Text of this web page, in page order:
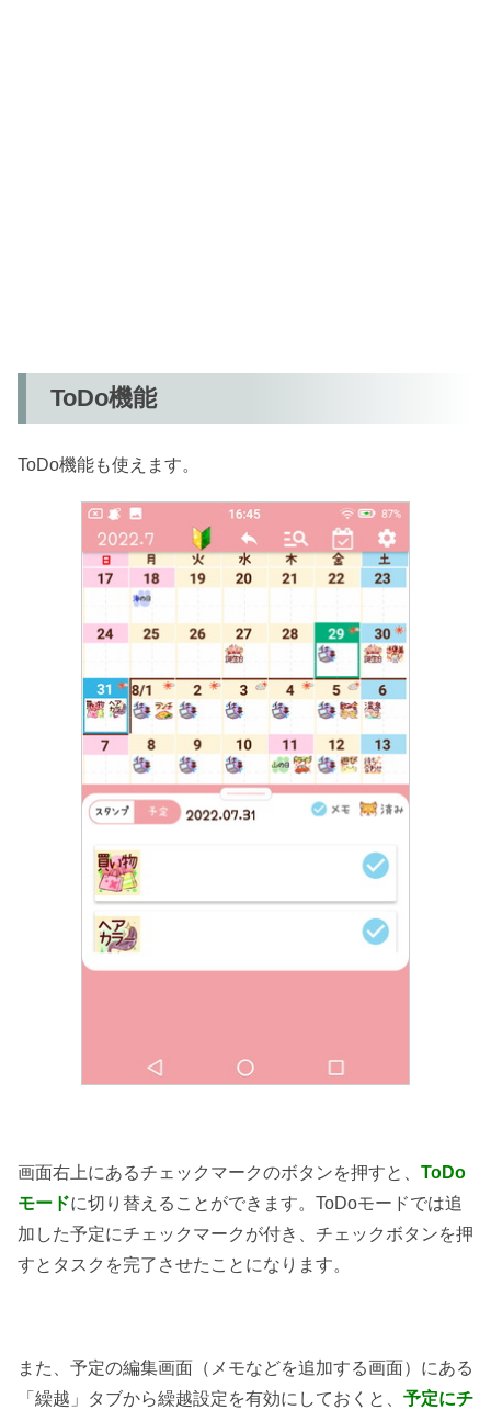
ToDo機能
ToDo機能も使えます。
画面右上にあるチェックマークのボタンを押すと、 ToDo
モードに切り替えることができます。ToDoモードでは追
加した予定にチェックマークが付き、チェックボタンを押
すとタスクを完了させたことになります。
また、予定の編集画面（メモなどを追加する画面）にある
「繰越」タブから繰越設定を有効にしておくと、 予定にチ